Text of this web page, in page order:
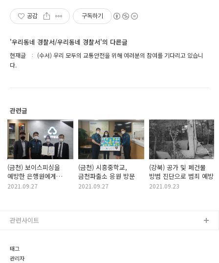
공감 구독하기
'우리동네 경찰서/우리동네 경찰서'의 다른글
현재글
(수서) 우리 모두의 교통안전을 위해 여러분의 참여를 기다리고 있습니
다.
관련글
(금천) 보이스피싱을
예방한 은행원에게
감사장 수여
2021.09.27
(금천) 시흥중학교,
금천파출소 응원 방문
2021.09.27
(강북) 공가 및 폐건물
방범 진단으로 범죄 예방
2021.09.23
태그
관리자
관련사이트